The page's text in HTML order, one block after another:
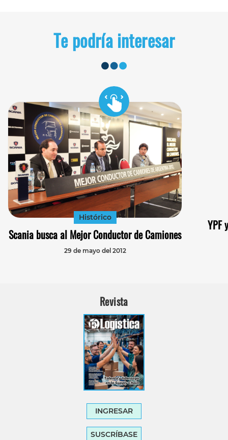
Te podría interesar
Histórico
Scania busca al Mejor Conductor de Camiones
29 de mayo del 2012
YPF
Revista
INGRESAR
SUSCRÍBASE